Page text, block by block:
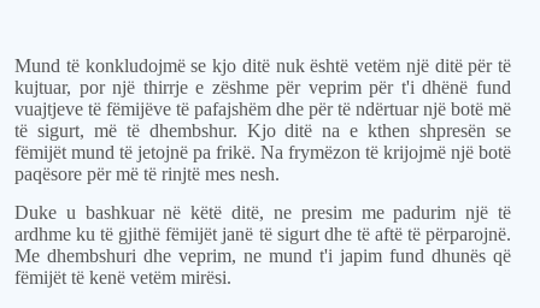
Mund të konkludojmë se kjo ditë nuk është vetëm një ditë për të
kujtuar, por një thirrje e zëshme për veprim për t'i dhënë fund
vuajtjeve të fëmijëve të pafajshëm dhe për të ndërtuar një botë më
të sigurt, më të dhembshur. Kjo ditë na e kthen shpresën se
fëmijët mund të jetojnë pa frikë. Na frymëzon të krijojmë një botë
paqësore për më të rinjtë mes nesh.
Duke u bashkuar në këtë ditë, ne presim me padurim një të
ardhme ku të gjithë fëmijët janë të sigurt dhe të aftë të përparojnë.
Me dhembshuri dhe veprim, ne mund t'i japim fund dhunës që
fëmijët të kenë vetëm mirësi.